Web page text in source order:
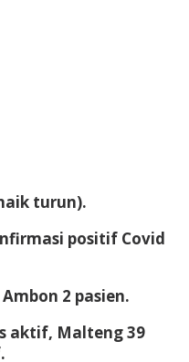
turun).
positif Covid
2 pasien.
aktif, Malteng 39